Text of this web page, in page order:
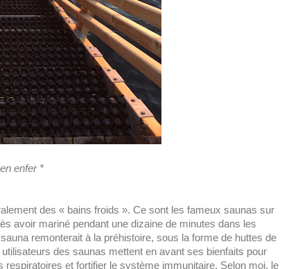
enfer *
des « bains froids ». Ce sont les fameux saunas sur
avoir mariné pendant une dizaine de minutes dans les
remonterait à la préhistoire, sous la forme de huttes de
des saunas mettent en avant ses bienfaits pour
et fortifier le système immunitaire. Selon moi, le